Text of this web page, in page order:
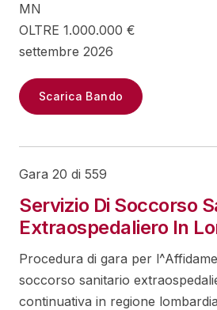
MN
OLTRE 1.000.000 €
settembre 2026
Scarica Bando
Gara 20 di 559
Servizio Di Soccorso
Extraospedaliero In
Procedura di gara per
soccorso sanitario
continuativa in regione